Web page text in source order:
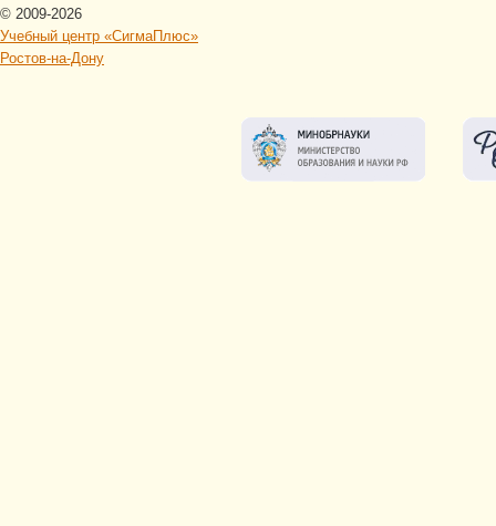
© 2009-2026
Учебный центр «СигмаПлюс»
Ростов-на-Дону